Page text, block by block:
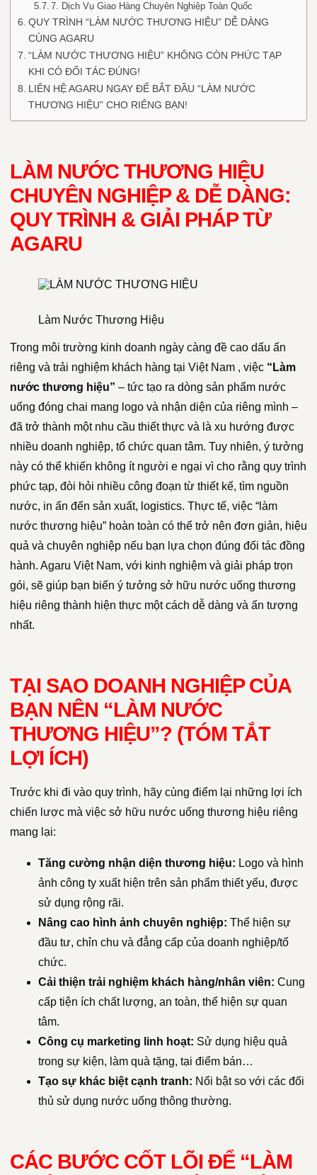
7. Dịch Vụ Giao Hàng Chuyên Nghiệp Toàn Quốc
QUY TRÌNH “LÀM NƯỚC THƯƠNG HIỆU” DỄ DÀNG
CÙNG AGARU
“LÀM NƯỚC THƯƠNG HIỆU” KHÔNG CÒN PHỨC TẠP
KHI CÓ ĐỐI TÁC ĐÚNG!
LIÊN HỆ AGARU NGAY ĐỂ BẮT ĐẦU “LÀM NƯỚC
THƯƠNG HIỆU” CHO RIÊNG BẠN!
LÀM NƯỚC THƯƠNG HIỆU
CHUYÊN NGHIỆP & DỄ DÀNG:
QUY TRÌNH & GIẢI PHÁP TỪ
AGARU
Làm Nước Thương Hiệu
Trong môi trường kinh doanh ngày càng đề cao dấu ấn
riêng và trải nghiệm khách hàng tại Việt Nam , việc “Làm
nước thương hiệu” – tức tạo ra dòng sản phẩm nước
uống đóng chai mang logo và nhận diện của riêng mình –
đã trở thành một nhu cầu thiết thực và là xu hướng được
nhiều doanh nghiệp, tổ chức quan tâm. Tuy nhiên, ý tưởng
này có thể khiến không ít người e ngại vì cho rằng quy trình
phức tạp, đòi hỏi nhiều công đoạn từ thiết kế, tìm nguồn
nước, in ấn đến sản xuất, logistics. Thực tế, việc “làm
nước thương hiệu” hoàn toàn có thể trở nên đơn giản, hiệu
quả và chuyên nghiệp nếu bạn lựa chọn đúng đối tác đồng
hành. Agaru Việt Nam, với kinh nghiệm và giải pháp trọn
gói, sẽ giúp bạn biến ý tưởng sở hữu nước uống thương
hiệu riêng thành hiện thực một cách dễ dàng và ấn tượng
nhất.
TẠI SAO DOANH NGHIỆP CỦA
BẠN NÊN “LÀM NƯỚC
THƯƠNG HIỆU”? (TÓM TẮT
LỢI ÍCH)
Trước khi đi vào quy trình, hãy cùng điểm lại những lợi ích
chiến lược mà việc sở hữu nước uống thương hiệu riêng
mang lại:
Tăng cường nhận diện thương hiệu: Logo và hình
ảnh công ty xuất hiện trên sản phẩm thiết yếu, được
sử dụng rộng rãi.
Nâng cao hình ảnh chuyên nghiệp: Thể hiện sự
đầu tư, chỉn chu và đẳng cấp của doanh nghiệp/tổ
chức.
Cải thiện trải nghiệm khách hàng/nhân viên: Cung
cấp tiện ích chất lượng, an toàn, thể hiện sự quan
tâm.
Công cụ marketing linh hoạt: Sử dụng hiệu quả
trong sự kiện, làm quà tặng, tại điểm bán…
Tạo sự khác biệt cạnh tranh: Nổi bật so với các đối
thủ sử dụng nước uống thông thường.
CÁC BƯỚC CỐT LÕI ĐỂ “LÀM